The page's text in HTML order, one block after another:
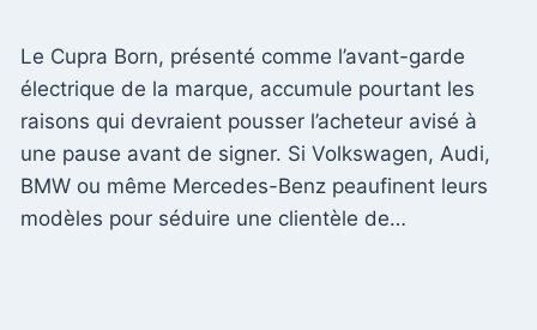
Le Cupra Born, présenté comme l’avant-garde
électrique de la marque, accumule pourtant les
raisons qui devraient pousser l’acheteur avisé à
une pause avant de signer. Si Volkswagen, Audi,
BMW ou même Mercedes-Benz peaufinent leurs
modèles pour séduire une clientèle de…